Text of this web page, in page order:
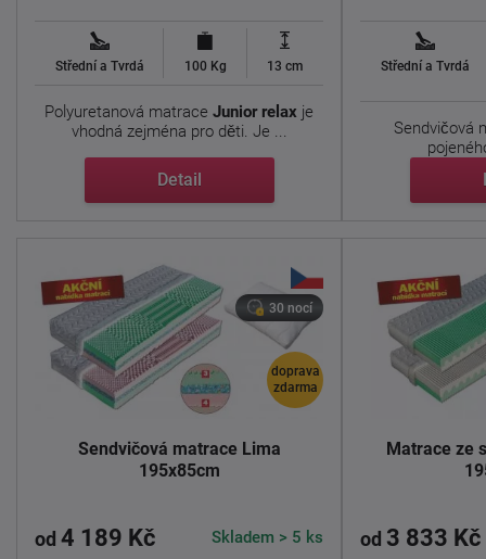
Střední a Tvrdá 100 Kg 13 cm
Polyuretanová matrace Junior relax je
vhodná zejména pro děti. Je ...
Detail
Střední a Tvrdá
Sendvičová
doprava
zdarma
30 nocí
Sendvičová matrace Lima
195x85cm
od 4 189 Kč Skladem > 5 ks
Matrace ze
od 3 833 Kč